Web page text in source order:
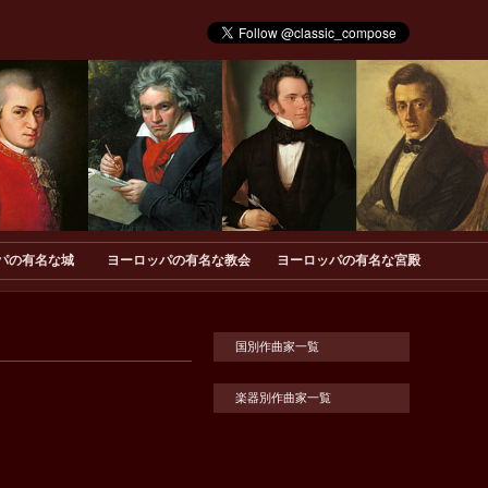
の有名な城 ヨーロッパの有名な教会 ヨーロッパの有名な宮殿
国別作曲家一覧
楽器別作曲家一覧